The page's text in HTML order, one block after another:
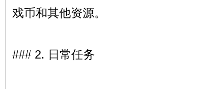
戏币和其他资源。
### 2. 日常任务